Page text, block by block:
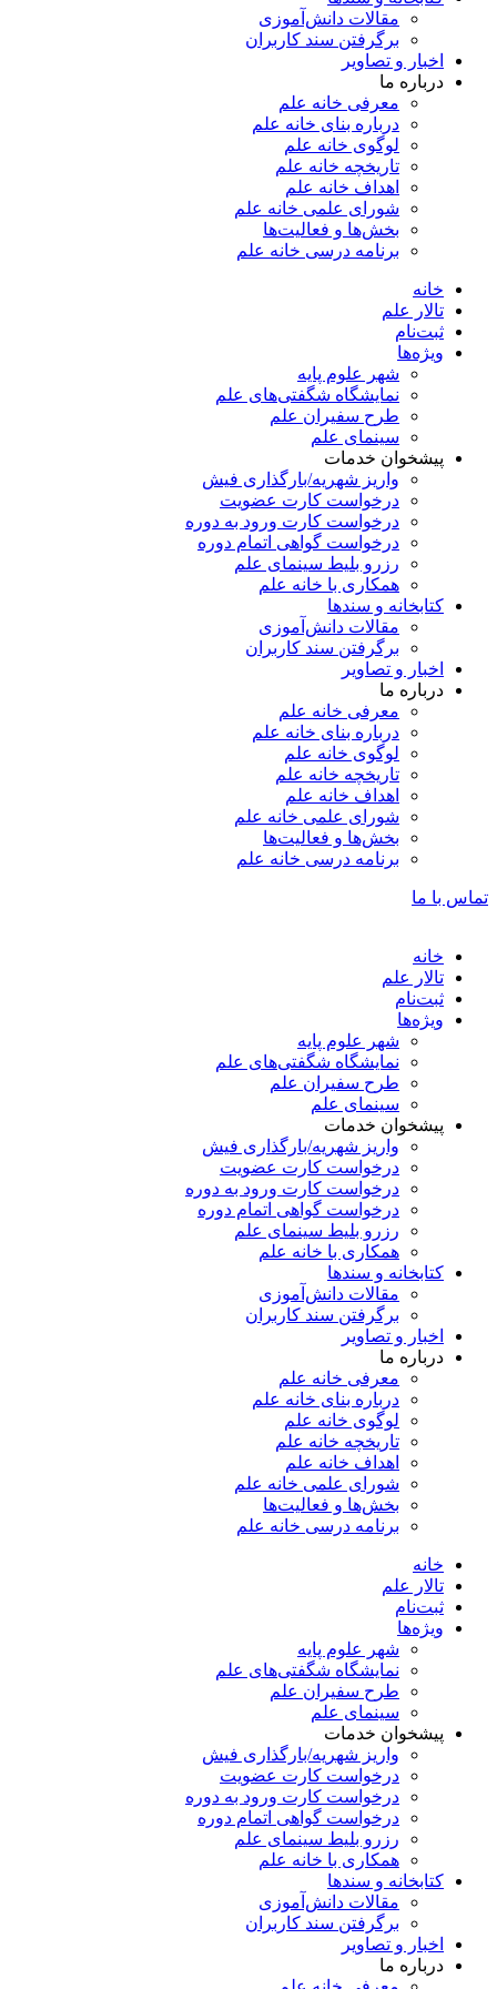
مقالات دانش‌آموزی
برگرفتن سند کاربران
اخبار و تصاویر
درباره ما
معرفی خانه علم
درباره بنای خانه علم
لوگوی خانه علم
تاریخچه خانه علم
اهداف خانه علم
شورای علمی خانه علم
بخش‌ها و فعالیت‌ها
برنامه درسی خانه علم
خانه
تالار علم
ثبت‌نام
ویژه‌ها
شهر علوم پایه
نمایشگاه شگفتی‌های علم
طرح سفیران علم
سینمای علم
پیشخوان خدمات
واریز شهریه/بارگذاری فیش
درخواست کارت عضویت
درخواست کارت ورود به دوره
درخواست گواهی اتمام دوره
رزرو بلیط سینمای علم
همکاری با خانه علم
کتابخانه و سندها
مقالات دانش‌آموزی
برگرفتن سند کاربران
اخبار و تصاویر
درباره ما
معرفی خانه علم
درباره بنای خانه علم
لوگوی خانه علم
تاریخچه خانه علم
اهداف خانه علم
شورای علمی خانه علم
بخش‌ها و فعالیت‌ها
برنامه درسی خانه علم
با ما
خانه
تالار علم
ثبت‌نام
ویژه‌ها
شهر علوم پایه
نمایشگاه شگفتی‌های علم
طرح سفیران علم
سینمای علم
پیشخوان خدمات
واریز شهریه/بارگذاری فیش
درخواست کارت عضویت
درخواست کارت ورود به دوره
درخواست گواهی اتمام دوره
رزرو بلیط سینمای علم
همکاری با خانه علم
کتابخانه و سندها
مقالات دانش‌آموزی
برگرفتن سند کاربران
اخبار و تصاویر
درباره ما
معرفی خانه علم
درباره بنای خانه علم
لوگوی خانه علم
تاریخچه خانه علم
اهداف خانه علم
شورای علمی خانه علم
بخش‌ها و فعالیت‌ها
برنامه درسی خانه علم
خانه
تالار علم
ثبت‌نام
ویژه‌ها
شهر علوم پایه
نمایشگاه شگفتی‌های علم
طرح سفیران علم
سینمای علم
پیشخوان خدمات
واریز شهریه/بارگذاری فیش
درخواست کارت عضویت
درخواست کارت ورود به دوره
درخواست گواهی اتمام دوره
رزرو بلیط سینمای علم
همکاری با خانه علم
کتابخانه و سندها
مقالات دانش‌آموزی
برگرفتن سند کاربران
اخبار و تصاویر
درباره ما